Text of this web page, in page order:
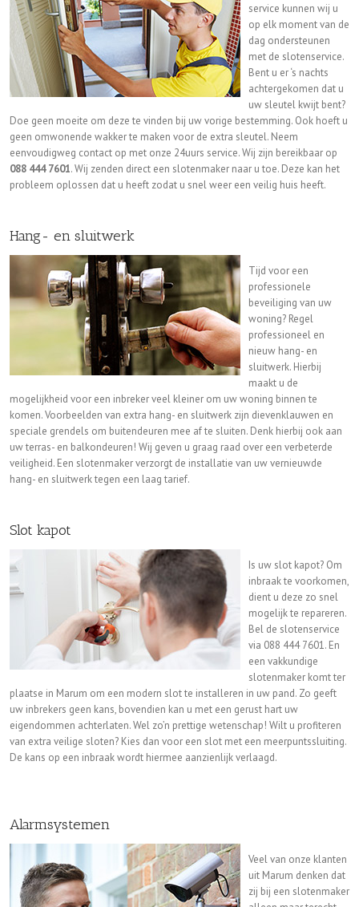
service kunnen wij u
op elk moment van de
dag ondersteunen
met de slotenservice.
Bent u er ‘s nachts
achtergekomen dat u
uw sleutel kwijt bent?
Doe geen moeite om deze te vinden bij uw vorige bestemming. Ook hoeft u
geen omwonende wakker te maken voor de extra sleutel. Neem
eenvoudigweg contact op met onze 24uurs service. Wij zijn bereikbaar op
088 444 7601. Wij zenden direct een slotenmaker naar u toe. Deze kan het
probleem oplossen dat u heeft zodat u snel weer een veilig huis heeft.
Hang- en sluitwerk
Tijd voor een
professionele
beveiliging van uw
woning? Regel
professioneel en
nieuw hang- en
sluitwerk. Hierbij
maakt u de
mogelijkheid voor een inbreker veel kleiner om uw woning binnen te
komen. Voorbeelden van extra hang- en sluitwerk zijn dievenklauwen en
speciale grendels om buitendeuren mee af te sluiten. Denk hierbij ook aan
uw terras- en balkondeuren! Wij geven u graag raad over een verbeterde
veiligheid. Een slotenmaker verzorgt de installatie van uw vernieuwde
hang- en sluitwerk tegen een laag tarief.
Slot kapot
Is uw slot kapot? Om
inbraak te voorkomen,
dient u deze zo snel
mogelijk te repareren.
Bel de slotenservice
via 088 444 7601. En
een vakkundige
slotenmaker komt ter
plaatse in Marum om een modern slot te installeren in uw pand. Zo geeft
uw inbrekers geen kans, bovendien kan u met een gerust hart uw
eigendommen achterlaten. Wel zo’n prettige wetenschap! Wilt u profiteren
van extra veilige sloten? Kies dan voor een slot met een meerpuntssluiting.
De kans op een inbraak wordt hiermee aanzienlijk verlaagd.
Alarmsystemen
Veel van onze klanten
uit Marum denken dat
zij bij een slotenmaker